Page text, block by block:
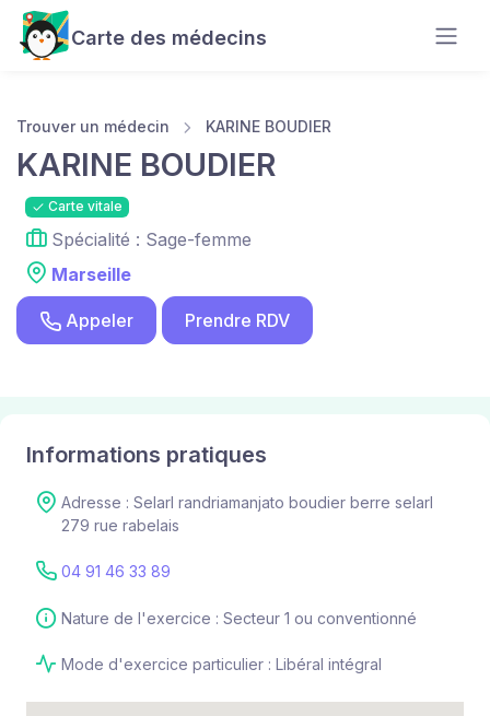
Carte des médecins
Trouver un médecin KARINE BOUDIER
KARINE BOUDIER
Carte vitale
Spécialité : Sage-femme
Marseille
Appeler Prendre RDV
Informations pratiques
Adresse : Selarl randriamanjato boudier berre selarl
279 rue rabelais
04 91 46 33 89
Nature de l'exercice : Secteur 1 ou conventionné
Mode d'exercice particulier : Libéral intégral